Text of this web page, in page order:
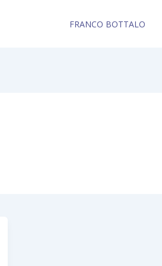
FRANCO BOTTALO